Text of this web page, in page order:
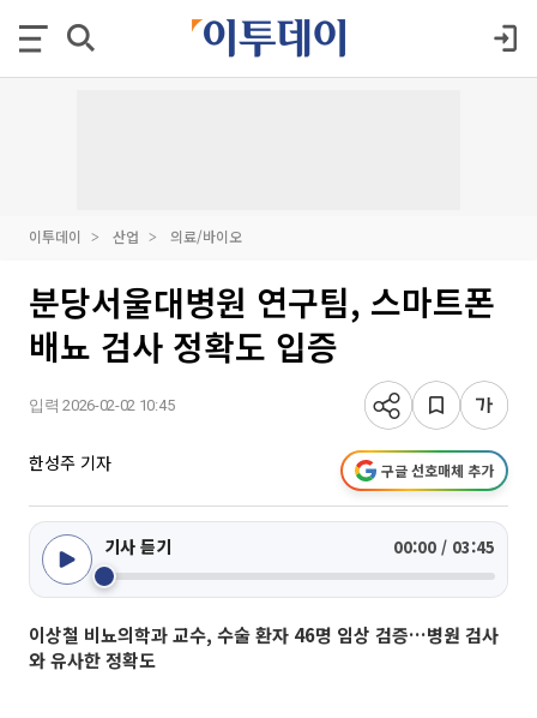
이투데이 산업 의료/바이오
분당서울대병원 연구팀, 스마트폰
배뇨 검사 정확도 입증
입력 2026-02-02 10:45
한성주 기자 구글 선호매체 추가
기사 듣기 00:00 / 03:45
이상철 비뇨의학과 교수, 수술 환자 46명 임상 검증…병원 검사
와 유사한 정확도